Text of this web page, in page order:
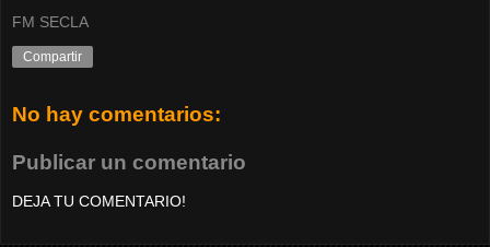
FM SECLA
Compartir
No hay comentarios:
Publicar un comentario
DEJA TU COMENTARIO!